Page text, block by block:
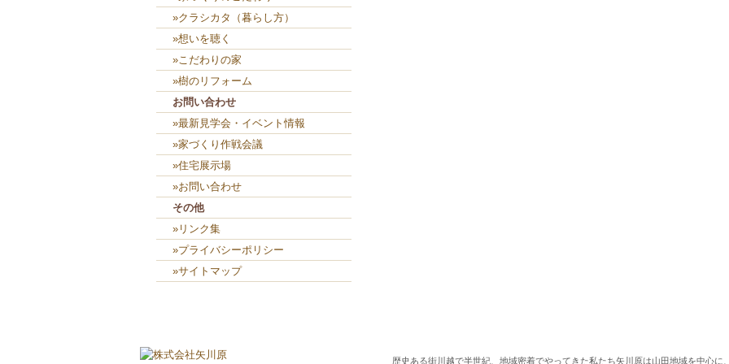
»クラシカタ（暮らし方）
»想いを聴く
»こだわりの家
»樹のリフォーム
お問い合わせ
»最新見学会・イベント情報
»家づくり作戦会議
»住宅展示場
»お問い合わせ
その他
»リンク集
»プライバシーポリシー
»サイトマップ
歴史ある街川越で半世紀、地域密着でやってきた私たち矢川原は山田地域を中心に